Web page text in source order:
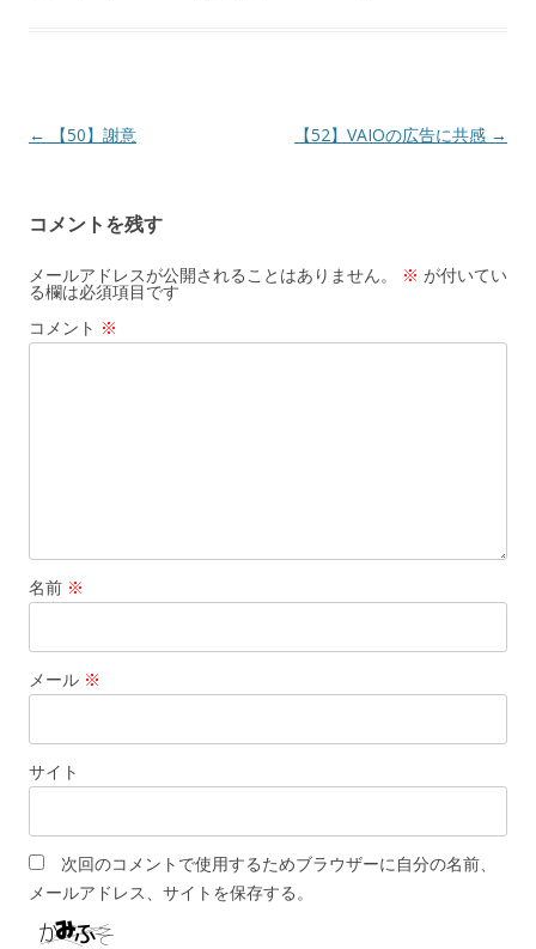
投
ビ
ゲ
ー
シ
← 【50】謝意 【52】VAIOの広告に共感 →
コメントを残す
メールアドレスが公開されることはありません。 ※ が付いてい
る欄は必須項目です
コメント ※
名前 ※
メール ※
サイト
次回のコメントで使用するためブラウザーに自分の名前、
メールアドレス、サイトを保存する。